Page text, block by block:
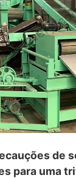
de
para uma